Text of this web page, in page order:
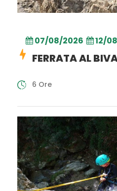
07/08/2026 12/
FERRATA AL
6 Ore